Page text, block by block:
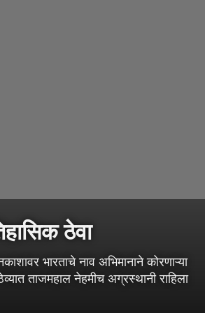
ठेवा
भारताचे नाव अभिमानाने कोरणाऱ्या
ताजमहाल नेहमीच अग्रस्थानी राहिला